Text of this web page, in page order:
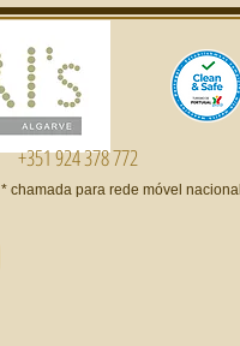
+351 924 378 772
* chamada para rede móvel nacional